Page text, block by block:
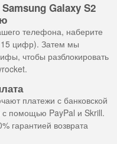
Galaxy S2
телефона, наберите
15 цифр). Затем мы
чтобы разблокировать
платежи с банковской
с помощью PayPal и Skrill.
гарантией возврата